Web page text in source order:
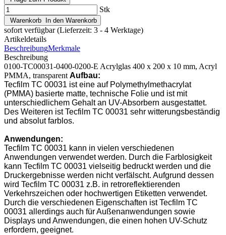
Stk
Warenkorb In den Warenkorb
sofort verfügbar (Lieferzeit: 3 - 4 Werktage)
Artikeldetails
BeschreibungMerkmale
Beschreibung
0100-TC00031-0400-0200-E Acrylglas 400 x 200 x 10 mm, Acryl
PMMA, transparentAufbau:
Tecfilm TC 00031 ist eine auf Polymethylmethacrylat
(PMMA) basierte matte, technische Folie und ist mit
unterschiedlichem Gehalt an UV-Absorbern ausgestattet.
Des Weiteren ist Tecfilm TC 00031 sehr witterungsbeständig
und absolut farblos.
Anwendungen:
Tecfilm TC 00031 kann in vielen verschiedenen
Anwendungen verwendet werden. Durch die Farblosigkeit
kann Tecfilm TC 00031 vielseitig bedruckt werden und die
Druckergebnisse werden nicht verfälscht. Aufgrund dessen
wird Tecfilm TC 00031 z.B. in retroreflektierenden
Verkehrszeichen oder hochwertigen Etiketten verwendet.
Durch die verschiedenen Eigenschaften ist Tecfilm TC
00031 allerdings auch für Außenanwendungen sowie
Displays und Anwendungen, die einen hohen UV-Schutz
erfordern, geeignet.